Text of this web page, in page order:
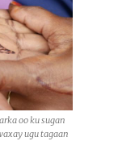
oo ku sugan
ugu tagaan